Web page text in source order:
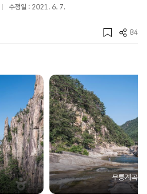
수정일 : 2021. 6. 7.
84
무릉계곡